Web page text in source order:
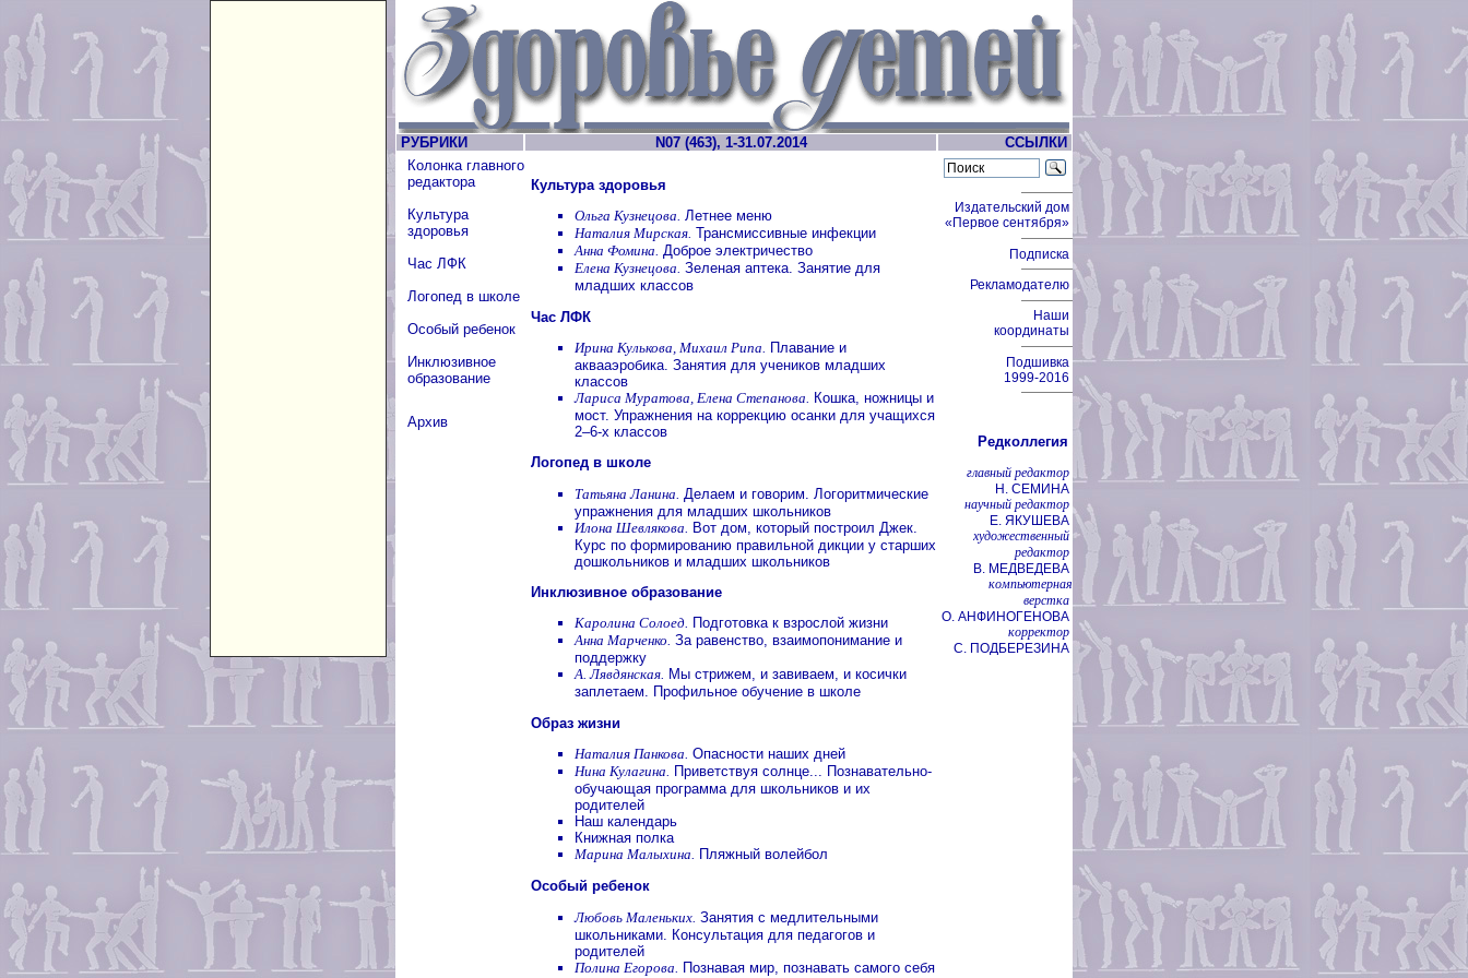
РУБРИКИ N07 (463), 1-31.07.2014
ССЫЛКИ
Колонка главного
редактора
Культура
здоровья
Час ЛФК
Логопед в школе
Особый ребенок
Инклюзивное
образование
Архив
Культура здоровья
Ольга Кузнецова. Летнее меню
Наталия Мирская. Трансмиссивные инфекции
Анна Фомина. Доброе электричество
Елена Кузнецова. Зеленая аптека. Занятие для
младших классов
Час ЛФК
Ирина Кулькова, Михаил Рипа.
Плавание и
аквааэробика. Занятия для учеников младших
классов
Лариса Муратова, Елена Степанова.
Кошка, ножницы и
мост. Упражнения на коррекцию осанки для учащихся
2–6-х классов
Логопед в школе
Татьяна Ланина. Делаем и говорим. Логоритмические
упражнения для младших школьников
Илона Шевлякова. Вот дом, который построил Джек.
Курс по формированию правильной дикции у старших
дошкольников и младших школьников
Инклюзивное образование
Каролина Солоед. Подготовка к взрослой жизни
Анна Марченко. За равенство, взаимопонимание и
поддержку
А. Лявдянская. Мы стрижем, и завиваем, и косички
заплетаем. Профильное обучение в школе
Образ жизни
Наталия Панкова. Опасности наших дней
Нина Кулагина.
Приветствуя солнце... Познавательно-
обучающая программа для школьников и их
родителей
Наш календарь
Книжная полка
Марина Малыхина.
Пляжный волейбол
Особый ребенок
Любовь Маленьких. Занятия с медлительными
школьниками. Консультация для педагогов и
родителей
Полина Егорова. Познавая мир, познавать самого себя
Издательский дом
«Первое сентября»
Подписка
Рекламодателю
Наши
координаты
Подшивка
1999-2016
Редколлегия
главный редактор
Н. СЕМИНА
научный редактор
Е. ЯКУШЕВА
художественный
редактор
В. МЕДВЕДЕВА
компьютерная
верстка
О. АНФИНОГЕНОВА
корректор
С. ПОДБЕРЕЗИНА